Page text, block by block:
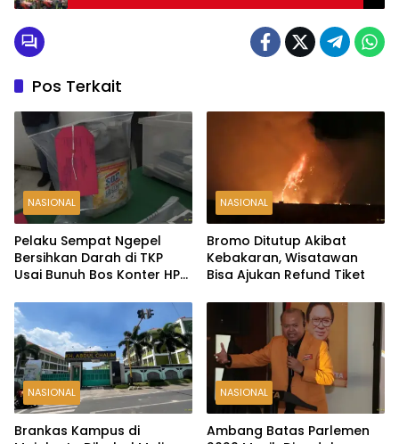
Pos Terkait
NASIONAL
Pelaku Sempat Ngepel
Bersihkan Darah di TKP
Usai Bunuh Bos Konter HP
NASIONAL
Bromo Ditutup Akibat
Kebakaran, Wisatawan
Bisa Ajukan Refund Tiket
NASIONAL
Brankas Kampus di
NASIONAL
Ambang Batas Parlemen